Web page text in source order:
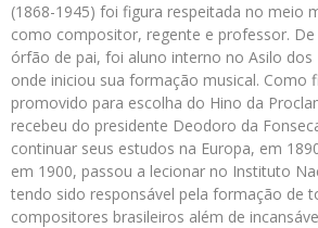
(1868-1945) foi figura respeitada no meio
como compositor, regente e professor.
órfão de pai, foi aluno interno no Asilo dos
onde iniciou sua formação musical. Como
promovido para escolha do Hino da
recebeu do presidente Deodoro da
continuar seus estudos na Europa, em
em 1900, passou a lecionar no Instituto
tendo sido responsável pela formação de
compositores brasileiros além de